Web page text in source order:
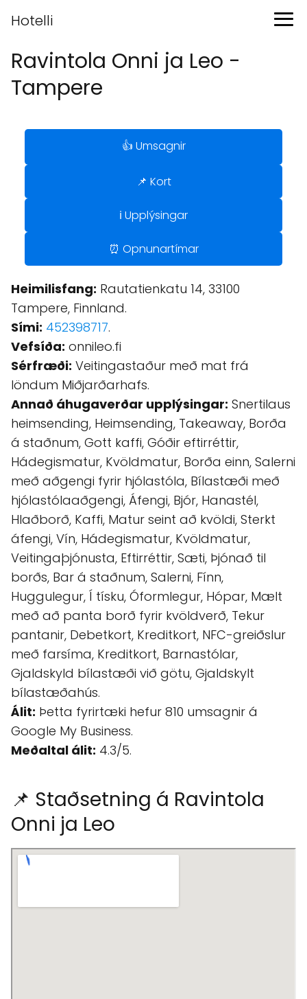
Hotelli
Ravintola Onni ja Leo -
Tampere
👍 Umsagnir
📌 Kort
ℹ️ Upplýsingar
⏰ Opnunartímar
Heimilisfang: Rautatienkatu 14, 33100
Tampere, Finnland.
Sími: 452398717.
Vefsíða: onnileo.fi
Sérfræði: Veitingastaður með mat frá
löndum Miðjarðarhafs.
Annað áhugaverðar upplýsingar: Snertilaus
heimsending, Heimsending, Takeaway, Borða
á staðnum, Gott kaffi, Góðir eftirréttir,
Hádegismatur, Kvöldmatur, Borða einn, Salerni
með aðgengi fyrir hjólastóla, Bílastæði með
hjólastólaaðgengi, Áfengi, Bjór, Hanastél,
Hlaðborð, Kaffi, Matur seint að kvöldi, Sterkt
áfengi, Vín, Hádegismatur, Kvöldmatur,
Veitingaþjónusta, Eftirréttir, Sæti, Þjónað til
borðs, Bar á staðnum, Salerni, Fínn,
Huggulegur, Í tísku, Óformlegur, Hópar, Mælt
með að panta borð fyrir kvöldverð, Tekur
pantanir, Debetkort, Kreditkort, NFC-greiðslur
með farsíma, Kreditkort, Barnastólar,
Gjaldskyld bílastæði við götu, Gjaldskylt
bílastæðahús.
Álit: Þetta fyrirtæki hefur 810 umsagnir á
Google My Business.
Meðaltal álit: 4.3/5.
📌 Staðsetning á Ravintola
Onni ja Leo